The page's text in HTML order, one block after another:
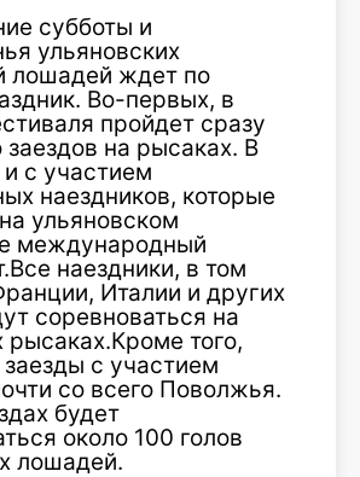
субботы и
ульяновских
лошадей ждет по
Во-первых, в
пройдет сразу
заездов на рысаках. В
с участием
наездников, которые
ульяновском
международный
наездники, в том
Италии и других
соревноваться на
рысаках.Кроме того,
с участием
со всего Поволжья.
будет
около 100 голов
лошадей.